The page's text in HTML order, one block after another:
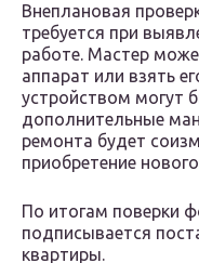
Внеплановая
требуется при
работе. Мастер
аппарат или взять
устройством могут
дополнительные
ремонта будет
приобретение
По итогам поверки
подписывается
квартиры.